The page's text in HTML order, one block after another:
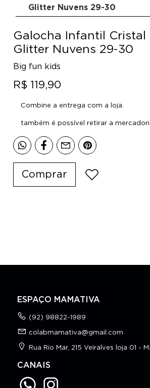
Glitter Nuvens 29-30
Galocha Infantil Cristal
Glitter Nuvens 29-30
Big fun kids
R$ 119,90
Combine a entrega com a loja.
também é possível retirar a
Comprar
ESPAÇO MAMATIVA
(92) 98822-1989
colabmamativa@gmail.com
Rua Rio Mar, 215 Veiralves loja 01 -
CANAIS